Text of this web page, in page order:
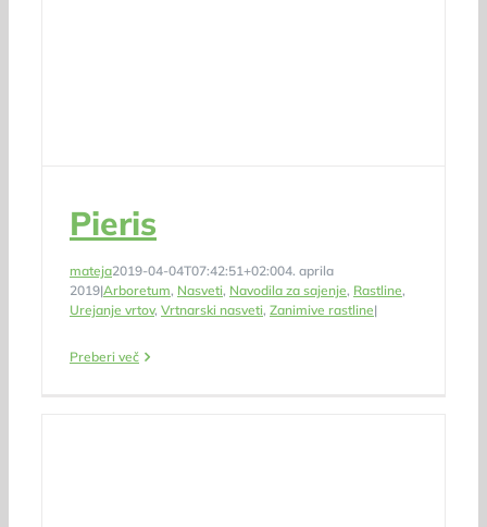
Pieris
mateja2019-04-04T07:42:51+02:004. aprila
2019|Arboretum, Nasveti, Navodila za sajenje, Rastline,
Urejanje vrtov, Vrtnarski nasveti, Zanimive rastline|
Preberi več